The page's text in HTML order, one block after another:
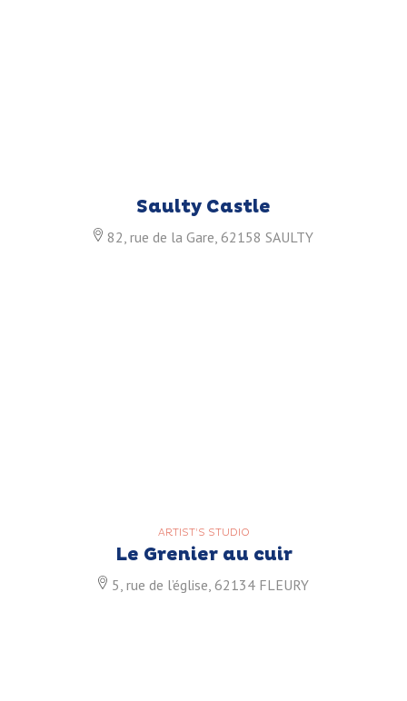
Saulty Castle
82, rue de la Gare, 62158 SAULTY
ARTIST’S STUDIO
Le Grenier au cuir
5, rue de l’église, 62134 FLEURY